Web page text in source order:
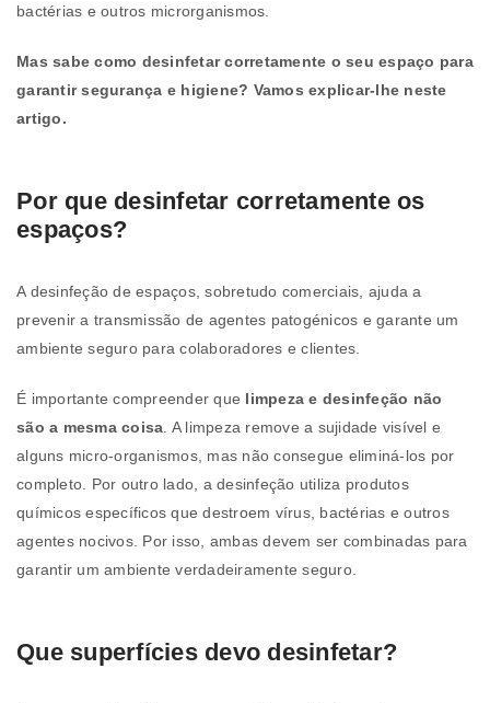
bactérias e outros microrganismos.
Mas sabe como desinfetar corretamente o seu espaço para
garantir segurança e higiene? Vamos explicar-lhe neste
artigo.
Por que desinfetar corretamente os
espaços?
A desinfeção de espaços, sobretudo comerciais, ajuda a
prevenir a transmissão de agentes patogénicos e garante um
ambiente seguro para colaboradores e clientes.
É importante compreender que limpeza e desinfeção não
são a mesma coisa . A limpeza remove a sujidade visível e
alguns micro-organismos, mas não consegue eliminá-los por
completo. Por outro lado, a desinfeção utiliza produtos
químicos específicos que destroem vírus, bactérias e outros
agentes nocivos. Por isso, ambas devem ser combinadas para
garantir um ambiente verdadeiramente seguro.
Que superfícies devo desinfetar?